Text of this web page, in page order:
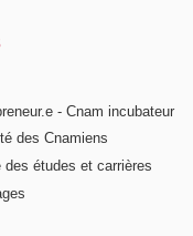
- Cnam incubateur
des Cnamiens
des études et carrières